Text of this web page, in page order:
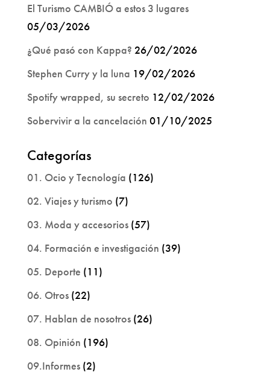
El Turismo CAMBIÓ a estos 3 lugares
05/03/2026
¿Qué pasó con Kappa? 26/02/2026
Stephen Curry y la luna 19/02/2026
Spotify wrapped, su secreto 12/02/2026
Sobervivir a la cancelación 01/10/2025
Categorías
01. Ocio y Tecnología (126)
02. Viajes y turismo (7)
03. Moda y accesorios(57)
04. Formación e investigación (39)
05. Deporte (11)
06. Otros(22)
07. Hablan de nosotros(26)
08. Opinión (196)
09.Informes(2)